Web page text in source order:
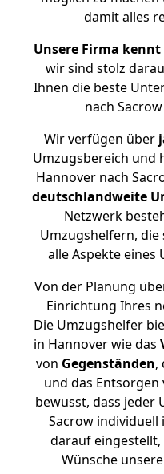
damit alles
Unsere Firma
wir sind stolz
Ihnen die beste
nach
Wir verfügen über
Umzugsbereich und
Hannover nach
deutschlandweite
Netzwerk
Umzugshelfern, die
alle Aspekte eines
Von der Planung
Einrichtung Ihres
Die Umzugshelfer
in Hannover wie das
von Gegenständen,
und das
bewusst, dass jeder
Sacrow
darauf
Wünsche